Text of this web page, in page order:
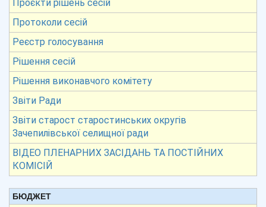
Проєкти рішень сесій
Протоколи сесій
Реєстр голосування
Рішення сесій
Рішення виконавчого комітету
Звіти Ради
Звіти старост старостинських округів
Зачепилівської селищної ради
ВІДЕО ПЛЕНАРНИХ ЗАСІДАНЬ ТА ПОСТІЙНИХ
КОМІСІЙ
БЮДЖЕТ